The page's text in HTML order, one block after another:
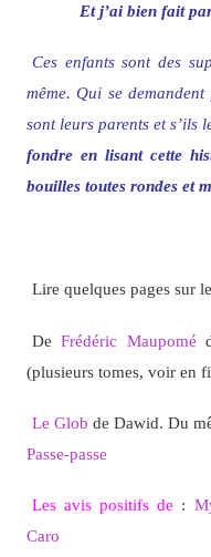
Et j’ai bien fait
Ces enfants sont des
même. Qui se
sont leurs parents et s’ils
fondre en lisant cette
bouilles toutes rondes et
Lire quelques pages sur le
DeFrédéric Maupomé
(plusieurs tomes, voir en
Le Glob de Dawid. Du
Passe-passe
Les avis positifs de :
Caro